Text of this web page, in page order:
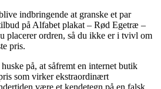
indbringende at granske et par
på Alfabet plakat – Rød Egetræ –
placerer ordren, så du ikke er i tvivl om
pris.
på, at såfremt en internet butik
som virker ekstraordinært
være et kendetegn på en falsk